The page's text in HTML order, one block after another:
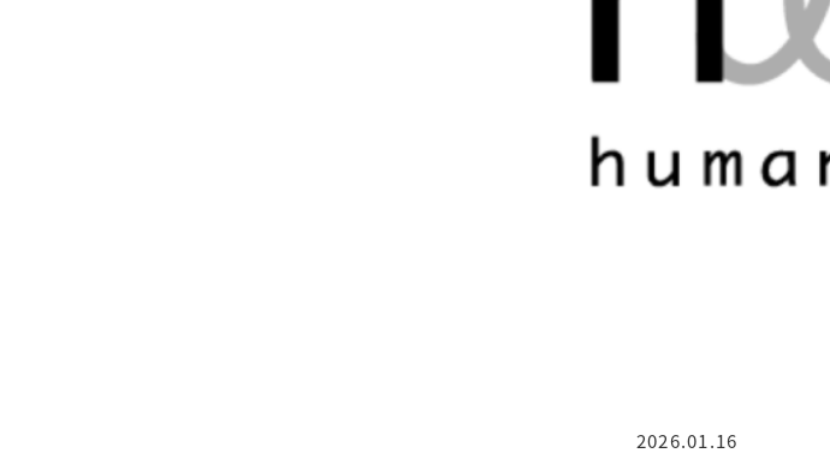
投稿日
2026.01.16